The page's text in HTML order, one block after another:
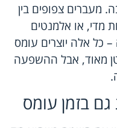
מעברים צפופים בין
מדי, או אלמנטים
כל אלה יוצרים עומס
מאוד, אבל ההשפעה
בזמן עומס